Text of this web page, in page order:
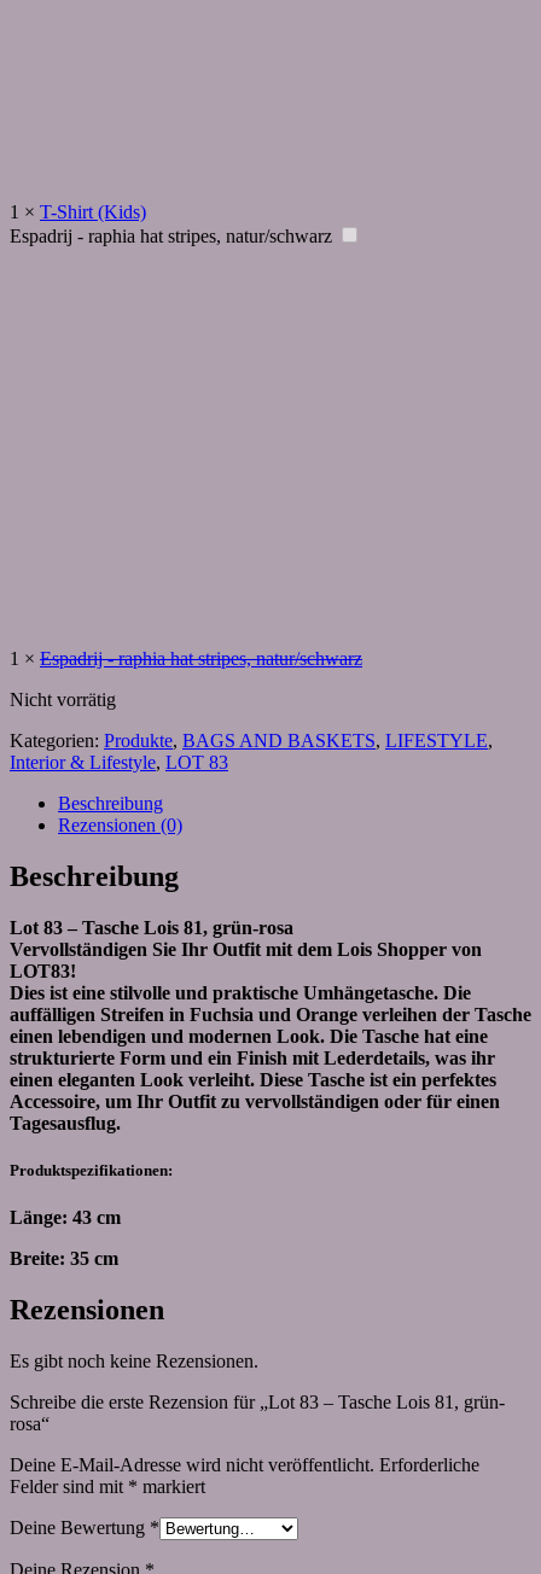
1 × T-Shirt (Kids)
Espadrij - raphia hat stripes, natur/schwarz
1 × Espadrij - raphia hat stripes, natur/schwarz
Nicht vorrätig
Kategorien: Produkte, BAGS AND BASKETS, LIFESTYLE,
Interior & Lifestyle, LOT 83
Beschreibung
Rezensionen (0)
Beschreibung
Lot 83 – Tasche Lois 81, grün-rosa
Vervollständigen Sie Ihr Outfit mit dem Lois Shopper von
LOT83!
Dies ist eine stilvolle und praktische Umhängetasche. Die
auffälligen Streifen in Fuchsia und Orange verleihen der Tasche
einen lebendigen und modernen Look. Die Tasche hat eine
strukturierte Form und ein Finish mit Lederdetails, was ihr
einen eleganten Look verleiht. Diese Tasche ist ein perfektes
Accessoire, um Ihr Outfit zu vervollständigen oder für einen
Tagesausflug.
Produktspezifikationen:
Länge: 43 cm
Breite: 35 cm
Rezensionen
Es gibt noch keine Rezensionen.
Schreibe die erste Rezension für „Lot 83 – Tasche Lois 81, grün-
rosa“
Deine E-Mail-Adresse wird nicht veröffentlicht. Erforderliche
Felder sind mit * markiert
Deine Bewertung *